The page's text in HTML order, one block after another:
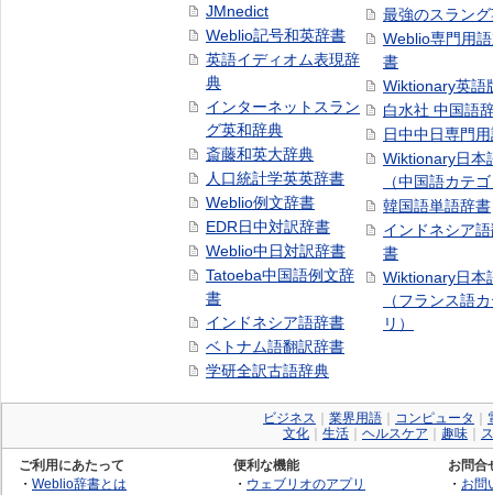
JMnedict
Weblio記号和英辞書
英語イディオム表現辞
典
インターネットスラン
グ英和辞典
斎藤和英大辞典
人口統計学英英辞書
Weblio例文辞書
EDR日中対訳辞書
Weblio中日対訳辞書
Tatoeba中国語例文辞
書
インドネシア語辞書
ベトナム語翻訳辞書
学研全訳古語辞典
最強のスラン
Weblio専門用
書
Wiktionary英語
白水社 中国語
日中中日専門
Wiktionary日本
（中国語カテ
韓国語単語辞書
インドネシア
書
Wiktionary日本
（フランス語
リ）
ビジネス 業界用語 コンピュータ
文化
生活 ヘルスケア 趣味
ご利用にあたって
・ Weblio辞書とは
便利な機能
・ ウェブリオのアプリ
お問合
・ お問